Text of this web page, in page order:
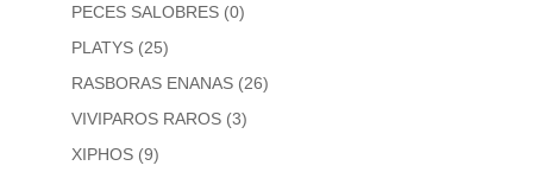
PECES SALOBRES (0)
PLATYS (25)
RASBORAS ENANAS (26)
VIVIPAROS RAROS (3)
XIPHOS (9)